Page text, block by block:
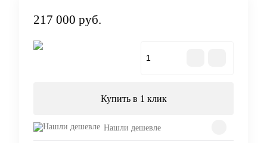
217 000 руб.
Купить в 1 клик
Нашли дешевле